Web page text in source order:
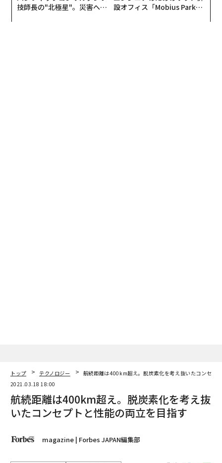
技師長の"北極星"。災害への
設オフィス「Mobius Park」
トップ テクノロジー
航続距離は400km超え。脱炭素化を考え抜いたコンセプ
2021.03.18 18:00
航続距離は400km超え。脱炭素化を考え抜
いたコンセプトと性能の両立を目指す
magazine | Forbes JAPAN編集部